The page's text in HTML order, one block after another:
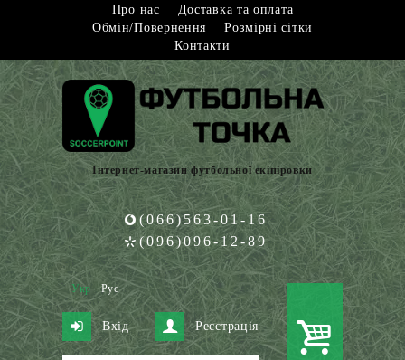
Про нас
Доставка та оплата
Обмін/Повернення
Розмірні сітки
Контакти
Інтернет-магазин футбольної екіпіровки
(066)563-01-16
(096)096-12-89
Укр Рус
Вхід Реєстрація